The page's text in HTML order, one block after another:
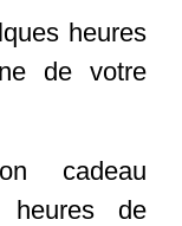
heures
de votre
cadeau
heures de